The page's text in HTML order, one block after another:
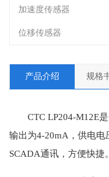
加速度传感器
位移传感器
产品介绍 规格
CTC LP204-M12E
输出为4-20mA，供电电
SCADA通讯，方便快捷